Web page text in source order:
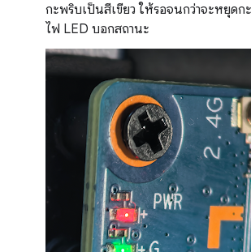
กะพริบเป็นสีเขียว ให้รอจนกว่าจะหยุดก
ไฟ LED บอกสถานะ